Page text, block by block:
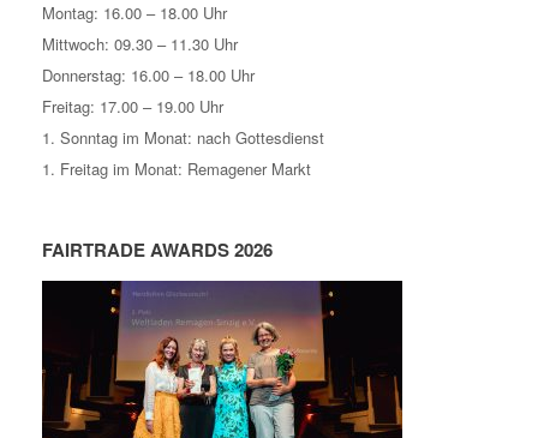
Montag: 16.00 – 18.00 Uhr
Mittwoch: 09.30 – 11.30 Uhr
Donnerstag: 16.00 – 18.00 Uhr
Freitag: 17.00 – 19.00 Uhr
1. Sonntag im Monat: nach Gottesdienst
1. Freitag im Monat: Remagener Markt
FAIRTRADE AWARDS 2026